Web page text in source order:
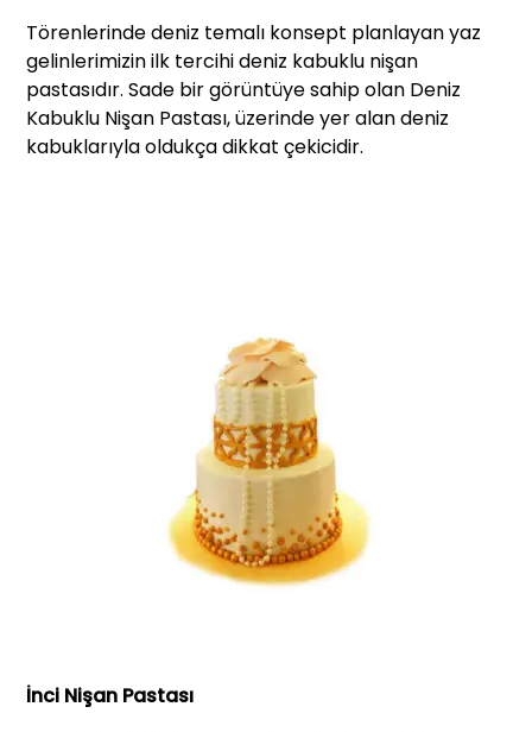
Törenlerinde deniz temalı konsept planlayan yaz
gelinlerimizin ilk tercihi deniz kabuklu nişan
pastasıdır. Sade bir görüntüye sahip olan Deniz
Kabuklu Nişan Pastası, üzerinde yer alan deniz
kabuklarıyla oldukça dikkat çekicidir.
İnci Nişan Pastası